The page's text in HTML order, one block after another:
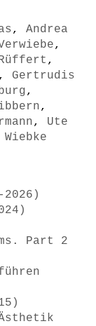
, Andrea
,
,
, Gertrudis
,
,
, Ute
Wiebke
Part 2